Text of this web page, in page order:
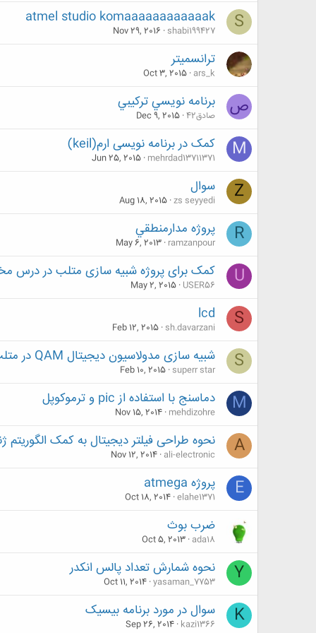
S
atmel studio komaaaaaaaaaaaak
shabi199427
Nov 29, 2016
ترانسمیتر
ars_k
Oct 3, 2015
ص برنامه نويسي تركيبي
صادق42 Dec 9, 2015
M کمک در برنامه نویسی ارم(keil)
mehrdad13711371
Jun 25, 2015
Z سوال
zs seyyedi
Aug 18, 2015
R پروژه مدارمنطقي
ramzanpour
May 6, 2013
U کمک برای پروژه شبیه سازی متلب در درس
USER56
May 2, 2015
S
lcd
sh.davarzani
Feb 12, 2015
S شبیه سازی مدولاسیون دیجیتال QAM در متلب
superr star
Feb 10, 2015
M دماسنج با استفاده از pic و ترموکوپل
mehdizohre
Nov 15, 2014
A نحوه طراحی فیلتر دیجیتال به کمک الگوریتم
ali-electronic
Nov 12, 2014
E پروژه atmega
elahe1371
Oct 18, 2014
ضرب بوث
ada18
Oct 5, 2013
Y نحوه شمارش تعداد پالس انکدر
yasaman_7753
Oct 11, 2014
K سوال در مورد برنامه بیسیک
kazi1366
Sep 26, 2014